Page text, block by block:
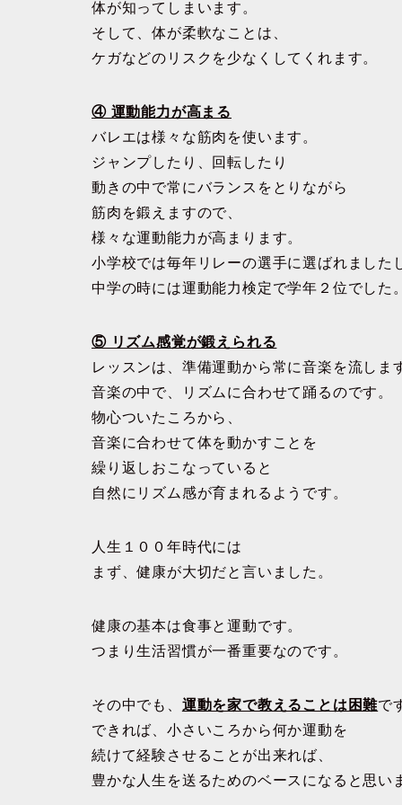
体が知ってしまいます。
そして、体が柔軟なことは、
ケガなどのリスクを少なくしてくれます。
④ 運動能力が高まる
バレエは様々な筋肉を使います。
ジャンプしたり、回転したり
動きの中で常にバランスをとりながら
筋肉を鍛えますので、
様々な運動能力が高まります。
小学校では毎年リレーの選手に選ばれました
中学の時には運動能力検定で学年２位でした。
⑤ リズム感覚が鍛えられる
レッスンは、準備運動から常に音楽を流しま
音楽の中で、リズムに合わせて踊るのです。
物心ついたころから、
音楽に合わせて体を動かすことを
繰り返しおこなっていると
自然にリズム感が育まれるようです。
人生１００年時代には
まず、健康が大切だと言いました。
健康の基本は食事と運動です。
つまり生活習慣が一番重要なのです。
その中でも、 運動を家で教えることは困難で
できれば、小さいころから何か運動を
続けて経験させることが出来れば、
豊かな人生を送るためのベースになると思い